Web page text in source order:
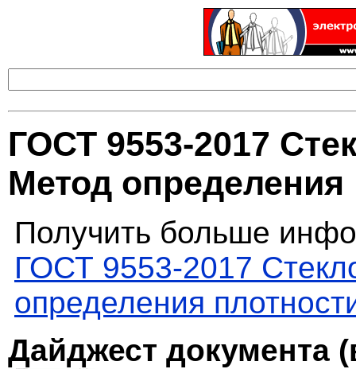
ГОСТ 9553-2017
Метод определения
Получить больше
ГОСТ 9553-2017
определения
Дайджест документа